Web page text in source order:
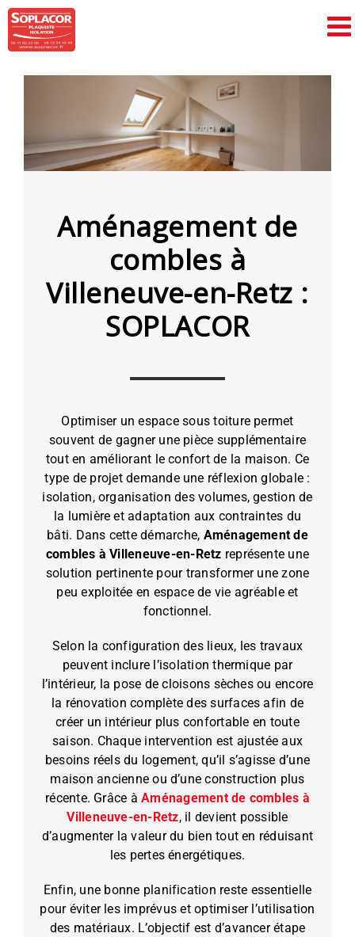
Passer
au
contenu
Aménagement de
combles à
Villeneuve-en-Retz :
SOPLACOR
Optimiser un espace sous toiture permet
souvent de gagner une pièce supplémentaire
tout en améliorant le confort de la maison. Ce
type de projet demande une réflexion globale :
isolation, organisation des volumes, gestion de
la lumière et adaptation aux contraintes du
bâti. Dans cette démarche, Aménagement de
combles à Villeneuve-en-Retz représente une
solution pertinente pour transformer une zone
peu exploitée en espace de vie agréable et
fonctionnel.
Selon la configuration des lieux, les travaux
peuvent inclure l’isolation thermique par
l’intérieur, la pose de cloisons sèches ou encore
la rénovation complète des surfaces afin de
créer un intérieur plus confortable en toute
saison. Chaque intervention est ajustée aux
besoins réels du logement, qu’il s’agisse d’une
maison ancienne ou d’une construction plus
récente. Grâce àAménagement de combles à
Villeneuve-en-Retz, il devient possible
d’augmenter la valeur du bien tout en réduisant
les pertes énergétiques.
Enfin, une bonne planification reste essentielle
pour éviter les imprévus et optimiser l’utilisation
des matériaux. L’objectif est d’avancer étape